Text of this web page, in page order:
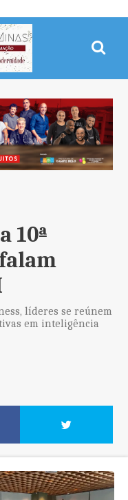
10ª
líderes se reúnem
em inteligência